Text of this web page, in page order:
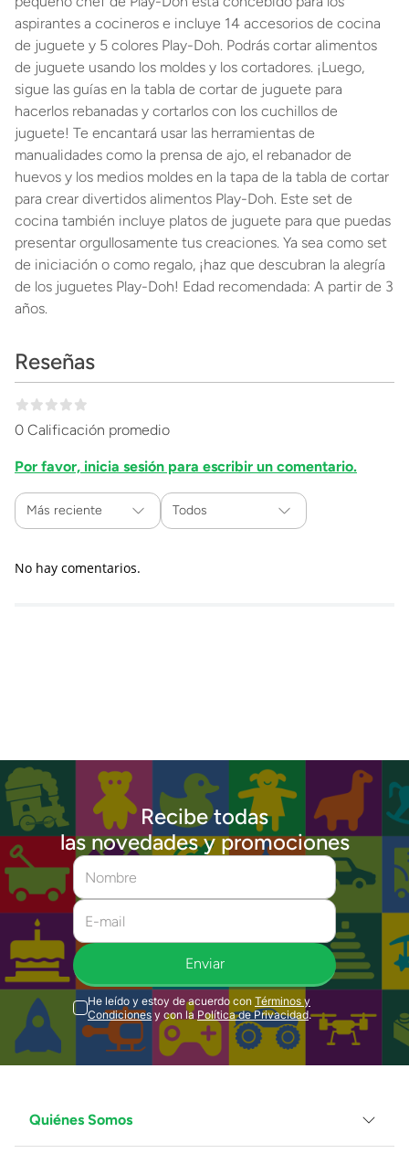
aspirantes a cocineros e incluye 14 accesorios de cocina
de juguete y 5 colores Play-Doh. Podrás cortar alimentos
de juguete usando los moldes y los cortadores. ¡Luego,
sigue las guías en la tabla de cortar de juguete para
hacerlos rebanadas y cortarlos con los cuchillos de
juguete! Te encantará usar las herramientas de
manualidades como la prensa de ajo, el rebanador de
huevos y los medios moldes en la tapa de la tabla de cortar
para crear divertidos alimentos Play-Doh. Este set de
cocina también incluye platos de juguete para que puedas
presentar orgullosamente tus creaciones. Ya sea como set
de iniciación o como regalo, ¡haz que descubran la alegría
de los juguetes Play-Doh! Edad recomendada: A partir de 3
años.
Reseñas
0 Calificación promedio
Por favor, inicia sesión para escribir un comentario.
Más reciente Todos
No hay comentarios.
Recibe todas
las novedades y promociones
Enviar
He leído y estoy de acuerdo con Términos y
Condiciones y con la Política de Privacidad.
Quiénes Somos